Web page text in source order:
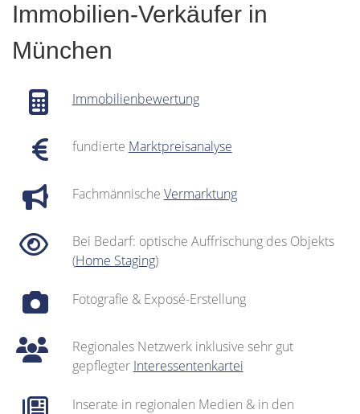
Immobilien-Verkäufer in
München
Immobilienbewertung
fundierte Marktpreisanalyse
Fachmännische Vermarktung
Bei Bedarf: optische Auffrischung des Objekts
(Home Staging)
Fotografie & Exposé-Erstellung
Regionales Netzwerk inklusive sehr gut
gepflegter Interessentenkartei
Inserate in regionalen Medien & in den